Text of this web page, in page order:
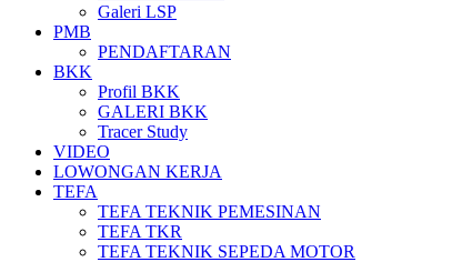
Galeri LSP
PMB
PENDAFTARAN
BKK
Profil BKK
GALERI BKK
Tracer Study
VIDEO
LOWONGAN KERJA
TEFA
TEFA TEKNIK PEMESINAN
TEFA TKR
TEFA TEKNIK SEPEDA MOTOR